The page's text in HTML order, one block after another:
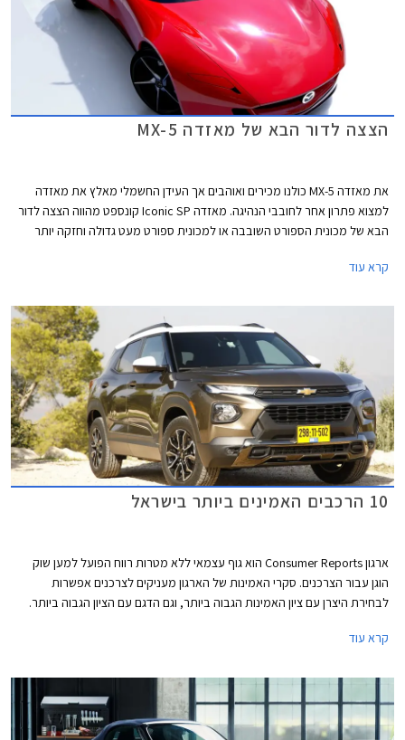
הצצה לדור הבא של מאזדה MX-5
את מאזדה MX-5 כולנו מכירים ואוהבים אך העידן החשמלי מאלץ את מאזדה
למצוא פתרון אחר לחובבי הנהיגה. מאזדה Iconic SP קונספט מהווה הצצה לדור
הבא של מכונית הספורט השובבה או למכונית ספורט מעט גדולה וחזקה יותר
קרא עוד
10 הרכבים האמינים ביותר בישראל
ארגון Consumer Reports הוא גוף עצמאי ללא מטרות רווח הפועל למען שוק
הוגן עבור הצרכנים. סקרי האמינות של הארגון מעניקים לצרכנים אפשרות
לבחירת היצרן עם ציון האמינות הגבוה ביותר, וגם הדגם עם הציון הגבוה ביותר.
עבורכם את הדגמים שקיבלו את הציון הגבוה ביותר ונמכרים גם בישראל.
קרא עוד